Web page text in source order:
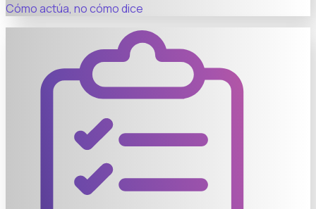
Cómo actúa, no cómo dice